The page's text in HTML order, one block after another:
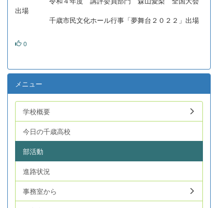
出場
千歳市民文化ホール行事「夢舞台２０２２」出場
0
メニュー
学校概要
今日の千歳高校
部活動
進路状況
事務室から